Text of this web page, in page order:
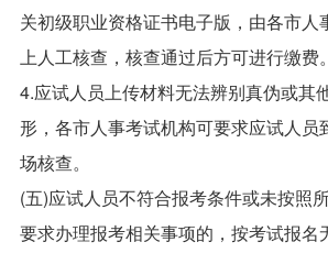
关初级职业资格证书电子版，由各市人
上人工核查，核查通过后方可进行缴费。
4.应试人员上传材料无法辨别真伪或其
形，各市人事考试机构可要求应试人员
场核查。
(五)应试人员不符合报考条件或未按照
要求办理报考相关事项的，按考试报名